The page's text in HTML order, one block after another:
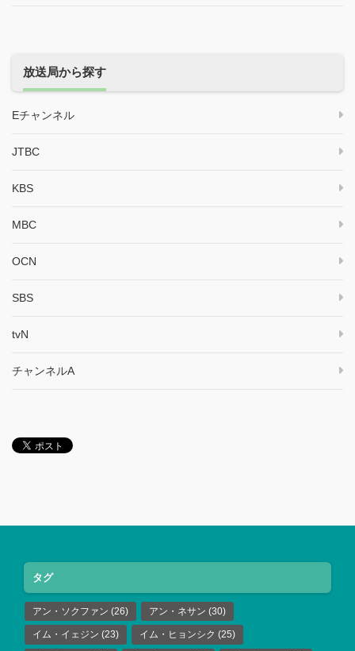
放送局から探す
Eチャンネル
JTBC
KBS
MBC
OCN
SBS
tvN
チャンネルA
タグ
アン・ソクファン (26) アン・ネサン (30)
イム・イェジン (23) イム・ヒョンシク (25)